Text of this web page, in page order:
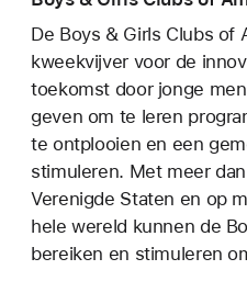
De Boys & Girls Clubs of
kweekvijver voor de
toekomst door jonge
geven om te leren
te ontplooien en een
stimuleren. Met meer
Verenigde Staten en op
hele wereld kunnen de
bereiken en stimuleren